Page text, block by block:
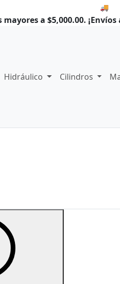
🚚
a $5,000.00.
Hidráulico Cilindros